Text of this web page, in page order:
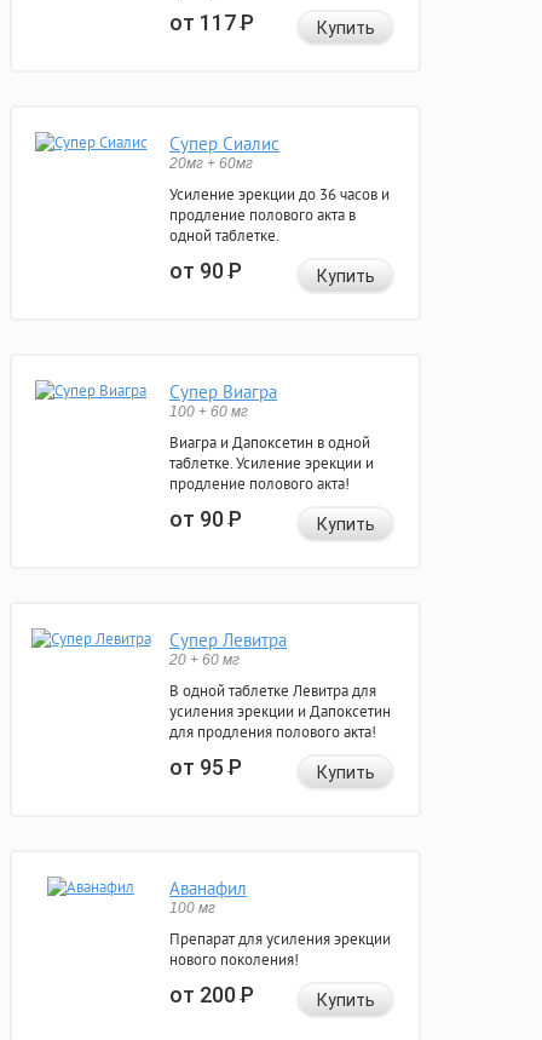
от 117Р Купить
Супер Сиалис
20мг + 60мг
Усиление эрекции до 36 часов и
продление полового акта в
одной таблетке.
от 90Р Купить
Супер Виагра
100 + 60 мг
Виагра и Дапоксетин в одной
таблетке. Усиление эрекции и
продление полового акта!
от 90Р Купить
Супер Левитра
20 + 60 мг
В одной таблетке Левитра для
усиления эрекции и Дапоксетин
для продления полового акта!
от 95Р Купить
Аванафил
100 мг
Препарат для усиления эрекции
нового поколения!
от 200Р Купить